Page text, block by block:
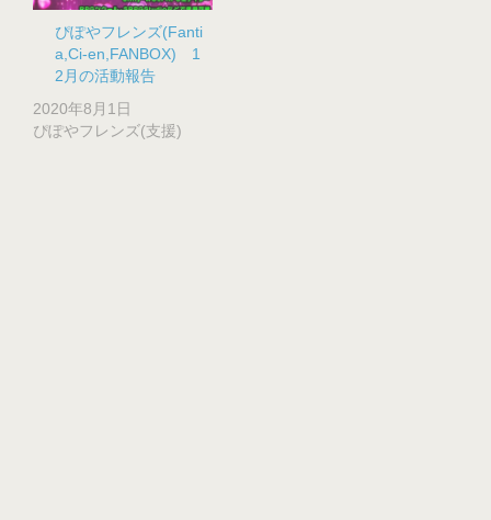
ぴぽやフレンズ(Fanti
a,Ci-en,FANBOX) 1
2月の活動報告
2020年8月1日
ぴぽやフレンズ(支援)